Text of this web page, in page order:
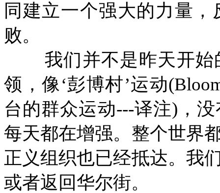
同建立一个强大的力量
败。
我们并不是昨天开
领，像‘彭博村’运动
台的群众运动---译注) ，
每天都在增强。整个世界
正义组织也已经抵达。我
或者返回华尔街。